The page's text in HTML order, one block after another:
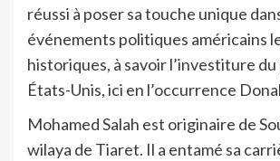
réussi à poser sa touche unique
événements politiques américains
historiques, à savoir l’investiture
États-Unis, ici en l’occurrence
Mohamed Salah est originaire de
wilaya de Tiaret. Il a entamé sa